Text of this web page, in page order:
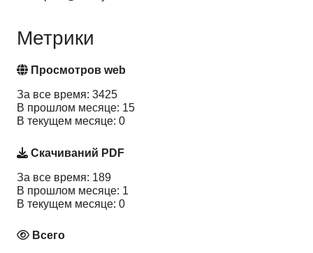
Метрики
Просмотров web
За все время: 3425
В прошлом месяце: 15
В текущем месяце: 0
Скачиваний PDF
За все время: 189
В прошлом месяце: 1
В текущем месяце: 0
Всего